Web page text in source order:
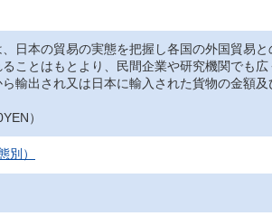
日本の貿易の実態を把握し各国の外国貿易
ことはもとより、民間企業や研究機関でも広
輸出され又は日本に輸入された貨物の金額
）
別）